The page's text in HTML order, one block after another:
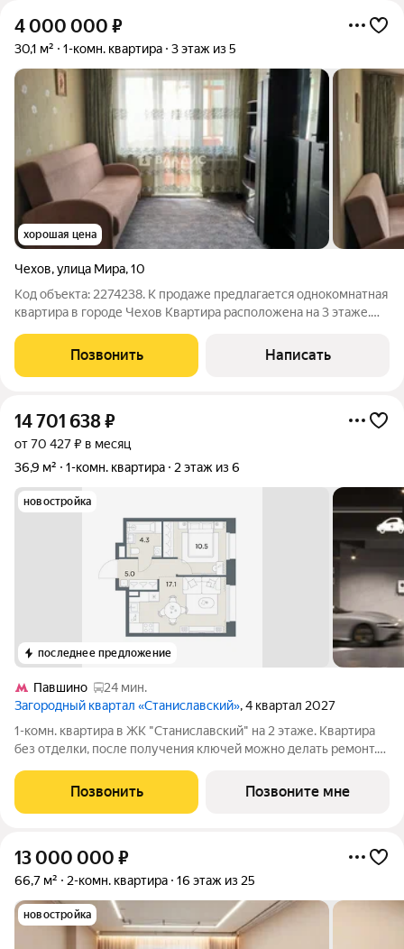
4 000 000 ₽
30,1 м² 1-комн. квартира 3 этаж из 5
хорошая цена
Чехов,улица Мира,10
Код объекта: 2274238. К продаже предлагается однокомнатная
квартира в городе Чехов Квартира расположена на 3 этаже.
квартира обставлена всей необходимой техникой и мебелью
для нового собственника.
Позвонить Написать
14 701 638₽
от 70 427 ₽ в месяц
36,9 м²
1-комн. квартира 2 этаж из 6
новостройка
последнее предложение
Павшино
24 мин.
Загородный квартал «Станиславский», 4 квартал 2027
1-комн. квартира в ЖК "Станиславский" на 2 этаже. Квартира
без отделки, после получения ключей можно делать ремонт.
просторной кухни-столовой: 17.1 кв.м. Все окна выходят на
одну сторону. В
Позвонить Позвоните мне
13 000 000 ₽
66,7 м² 2-комн. квартира 16 этаж из 25
новостройка